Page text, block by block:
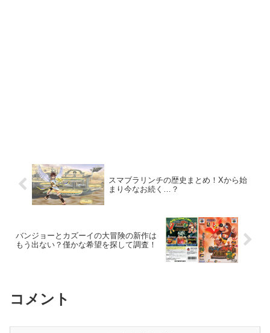
スマブラリンチの歴史まとめ！Xから始
まり今なお続く…？
バンジョーとカズーイの大冒険の新作は
もう出ない？僅かな希望を探して調査！
コメント